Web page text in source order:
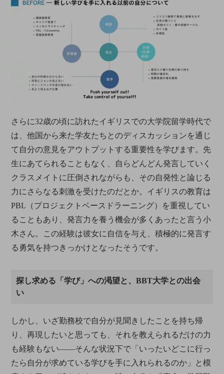
さらに32歳の頃に訪れたイギリスでの大学院留学時代で
は、他国から来た学友たちとのディスカッションを通じ
て自分の意見をアウトプットする重要性を学びます。先
生にあてられることもなく、自らどんどん発言していく
クラスメイトに圧倒されながらも、その自発性と論じる
力にさらなる刺激を受けたのだとか。イギリスの教育は
PBL（プロジェクトベースドラーニング）を重視してい
ることもあり、発言力を養う機会が多くあったと言う小
木さん。この経験は彼女に自信を与え、積極的に発言す
る勇気を持つきっかけとなったそうです。
探し求める「学び」への渇望と、BBT大学との出会
い
しかし、いざ勤務校で自分が見聞きしたことを持ち帰
り、再現したいと思っても、それを教えられるだけの力
も経験もない――そんな状況下で「いったいどこに行っ
たら自分が求めている学びを手に入れられるのか」と模